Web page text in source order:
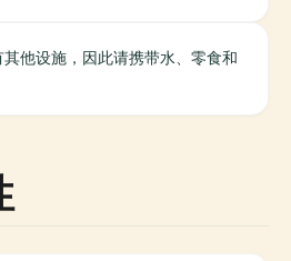
他设施，因此请携带水、零食和